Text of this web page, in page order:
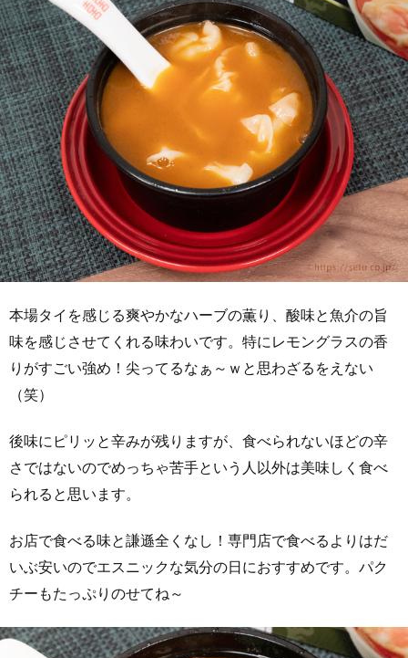
本場タイを感じる爽やかなハーブの薫り、酸味と魚介の旨
味を感じさせてくれる味わいです。特にレモングラスの香
りがすごい強め！尖ってるなぁ～ｗと思わざるをえない
（笑）
後味にピリッと辛みが残りますが、食べられないほどの辛
さではないのでめっちゃ苦手という人以外は美味しく食べ
られると思います。
お店で食べる味と謙遜全くなし！専門店で食べるよりはだ
いぶ安いのでエスニックな気分の日におすすめです。パク
チーもたっぷりのせてね～